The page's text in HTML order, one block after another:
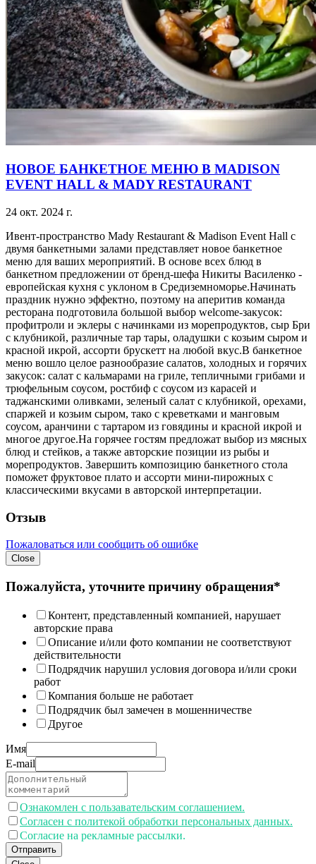
НОВОЕ БАНКЕТНОЕ МЕНЮ В MADISON
EVENT HALL & MADY RESTAURANT
24 окт. 2024 г.
Ивент-пространство Mady Restaurant & Madison Event Hall с
двумя банкетными залами представляет новое банкетное
меню для ваших мероприятий. В основе всех блюд в
банкетном предложении от бренд-шефа Никиты Василенко -
европейская кухня с уклоном в Средиземноморье.Начинать
праздник нужно эффектно, поэтому на аперитив команда
ресторана подготовила большой выбор welcome-закусок:
профитроли и эклеры с начинками из морепродуктов, сыр Бри
с клубникой, различные тар тары, оладушки с козьим сыром и
красной икрой, ассорти брускетт на любой вкус.В банкетное
меню вошло целое разнообразие салатов, холодных и горячих
закусок: салат с кальмарами на гриле, тепличными грибами и
трюфельным соусом, ростбиф с соусом из карасей и
таджанскими оливками, зеленый салат с клубникой, орехами,
спаржей и козьим сыром, тако с креветками и манговым
соусом, аранчини с тартаром из говядины и красной икрой и
многое другое.На горячее гостям предложат выбор из мясных
блюд и стейков, а также авторские позиции из рыбы и
морепродуктов. Завершить композицию банкетного стола
поможет фруктовое плато и ассорти мини-пирожных с
классическими вкусами в авторской интерпретации.
Отзыв
Пожаловаться или сообщить об ошибке
Close
Пожалуйста, уточните причину обращения*
Контент, представленный компанией, нарушает
авторские права
Описание и/или фото компании не соответствуют
действительности
Подрядчик нарушил условия договора и/или сроки
работ
Компания больше не работает
Подрядчик был замечен в мошенничестве
Другое
Имя
E-mail
Ознакомлен с пользавательским соглашением.
Согласен с политекой обработки персональных данных.
Согласие на рекламные рассылки.
Отправить